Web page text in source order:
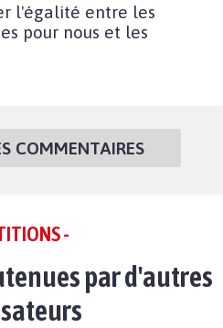
l'égalité entre les
pour nous et les
COMMENTAIRES
-
par d'autres